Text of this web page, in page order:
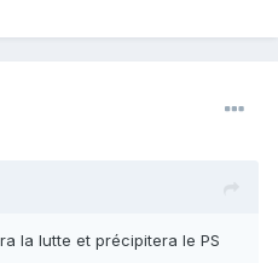
la lutte et précipitera le PS